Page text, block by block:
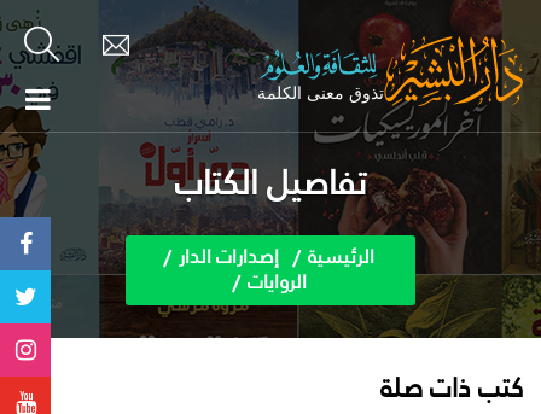
تفاصيل الكتاب
الرئيسية إصدارات الدار
الروايات
كتب ذات صلة